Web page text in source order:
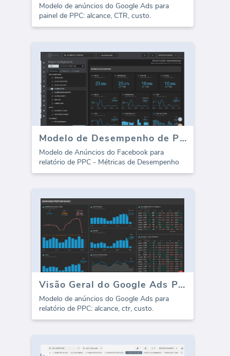
Modelo de anúncios do Google Ads para
painel de PPC: alcance, CTR, custo.
Modelo de Desempenho de PPC de Anúncios do Facebook (Relatório)
Modelo de Anúncios do Facebook para
relatório de PPC - Métricas de Desempenho
Visão Geral do Google Ads PPC (Relatório)
Modelo de anúncios do Google Ads para
relatório de PPC: alcance, ctr, custo.